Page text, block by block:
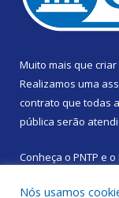
Muito mais que criar
Realizamos uma
contrato que todas
pública serão
Conheça o PNTP e o
Nós usamos